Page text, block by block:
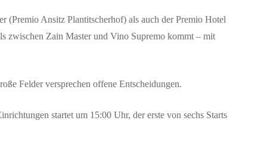
(Premio Ansitz Plantitscherhof) als auch derPremio Hotel
zwischen Zain Masterund Vino Supremo kommt – mit
Felder versprechen offene Entscheidungen.
startet um 15:00 Uhr, der erste von sechs Starts